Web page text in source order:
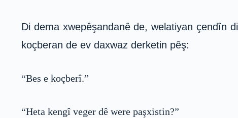
Di dema xwepêşandanê de, welatiyan çendîn
koçberan de ev daxwaz derketin pêş:
“Bes e koçberî.”
“Heta kengî veger dê were paşxistin?”